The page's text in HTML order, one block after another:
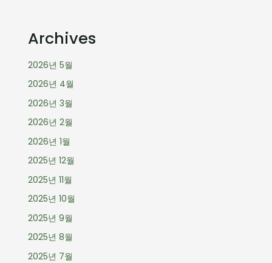
Archives
2026년 5월
2026년 4월
2026년 3월
2026년 2월
2026년 1월
2025년 12월
2025년 11월
2025년 10월
2025년 9월
2025년 8월
2025년 7월